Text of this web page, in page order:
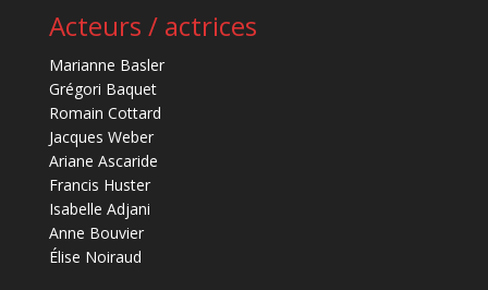
Acteurs / actrices
Marianne Basler
Grégori Baquet
Romain Cottard
Jacques Weber
Ariane Ascaride
Francis Huster
Isabelle Adjani
Anne Bouvier
Élise Noiraud